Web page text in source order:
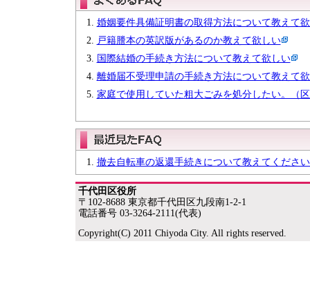
婚姻要件具備証明書の取得方法について教えて
戸籍謄本の英訳版があるのか教えて欲しい
国際結婚の手続き方法について教えて欲しい
離婚届不受理申請の手続き方法について教えて
家庭で使用していた粗大ごみを処分したい。（
撤去自転車の返還手続きについて教えてくださ
千代田区役所
〒102-8688 東京都千代田区九段南1-2-1
電話番号 03-3264-2111(代表)
Copyright(C) 2011 Chiyoda City. All rights reserved.